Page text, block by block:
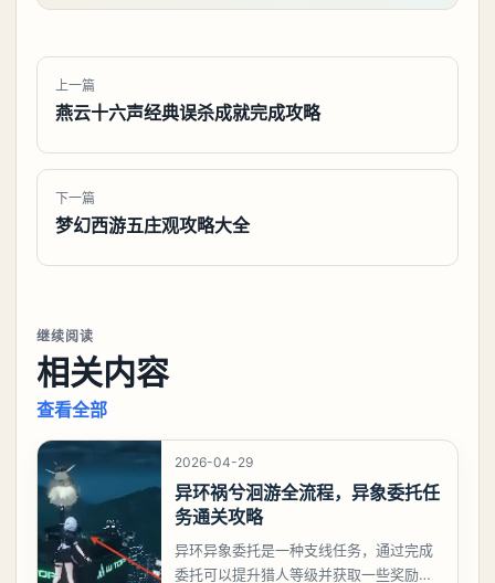
上一篇
燕云十六声经典误杀成就完成攻略
下一篇
梦幻西游五庄观攻略大全
继续阅读
相关内容
查看全部
2026-04-29
异环祸兮洄游全流程，异象委托任
务通关攻略
异环异象委托是一种支线任务，通过完成
委托可以提升猎人等级并获取一些奖励，